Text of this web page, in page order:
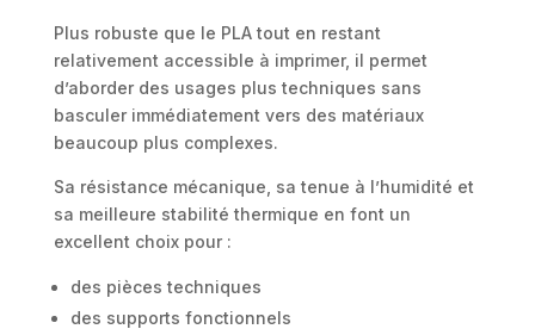
Plus robuste que le PLA tout en restant
relativement accessible à imprimer, il permet
d’aborder des usages plus techniques sans
basculer immédiatement vers des matériaux
beaucoup plus complexes.
Sa résistance mécanique, sa tenue à l’humidité et
sa meilleure stabilité thermique en font un
excellent choix pour :
des pièces techniques
des supports fonctionnels